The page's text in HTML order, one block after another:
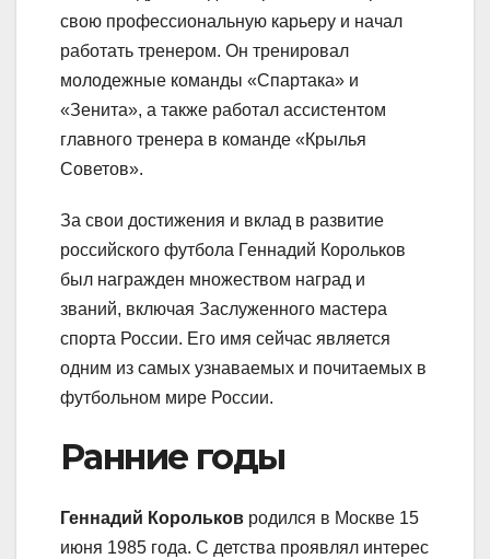
свою профессиональную карьеру и начал
работать тренером. Он тренировал
молодежные команды «Спартака» и
«Зенита», а также работал ассистентом
главного тренера в команде «Крылья
Советов».
За свои достижения и вклад в развитие
российского футбола Геннадий Корольков
был награжден множеством наград и
званий, включая Заслуженного мастера
спорта России. Его имя сейчас является
одним из самых узнаваемых и почитаемых в
футбольном мире России.
Ранние годы
Геннадий Корольков родился в Москве 15
июня 1985 года. С детства проявлял интерес